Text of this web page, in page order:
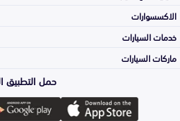
المكائن،
وملحقاتها
الاكسسوارات
لوازم الرحلات
خدمات السيارات
الأكثر مبيعاً
ماركات السيارات
تويوتا
حمل التطبيق